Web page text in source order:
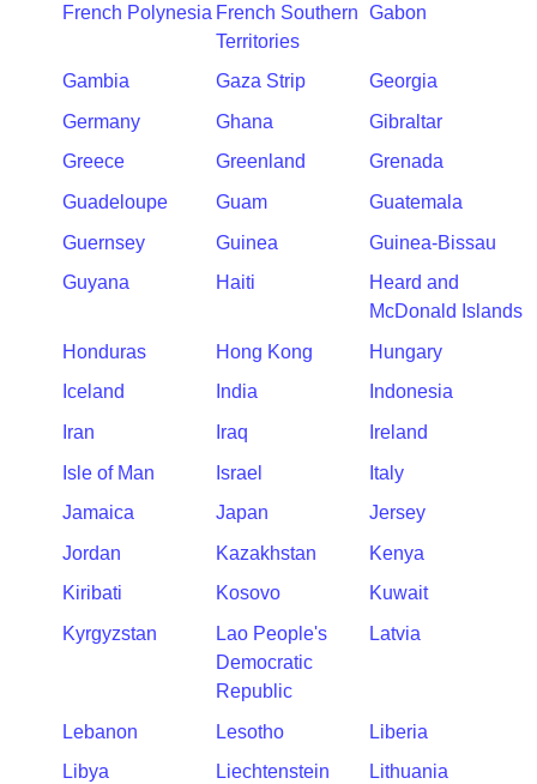
French Polynesia French Southern
Territories
Gabon
Gambia Gaza Strip
Georgia
Germany
Ghana
Gibraltar
Greece
Greenland
Grenada
Guadeloupe
Guam
Guatemala
Guernsey
Guinea
Guinea-Bissau
Guyana
Haiti
Heard and
McDonald Islands
Honduras
Hong Kong
Hungary
Iceland
India
Indonesia
Iran
Iraq
Ireland
Isle of Man
Israel
Italy
Jamaica
Japan
Jersey
Jordan
Kazakhstan
Kenya
Kiribati
Kosovo
Kuwait
Kyrgyzstan
Lao People's
Democratic
Republic
Latvia
Lebanon Lesotho
Liberia
Libya
Liechtenstein Lithuania